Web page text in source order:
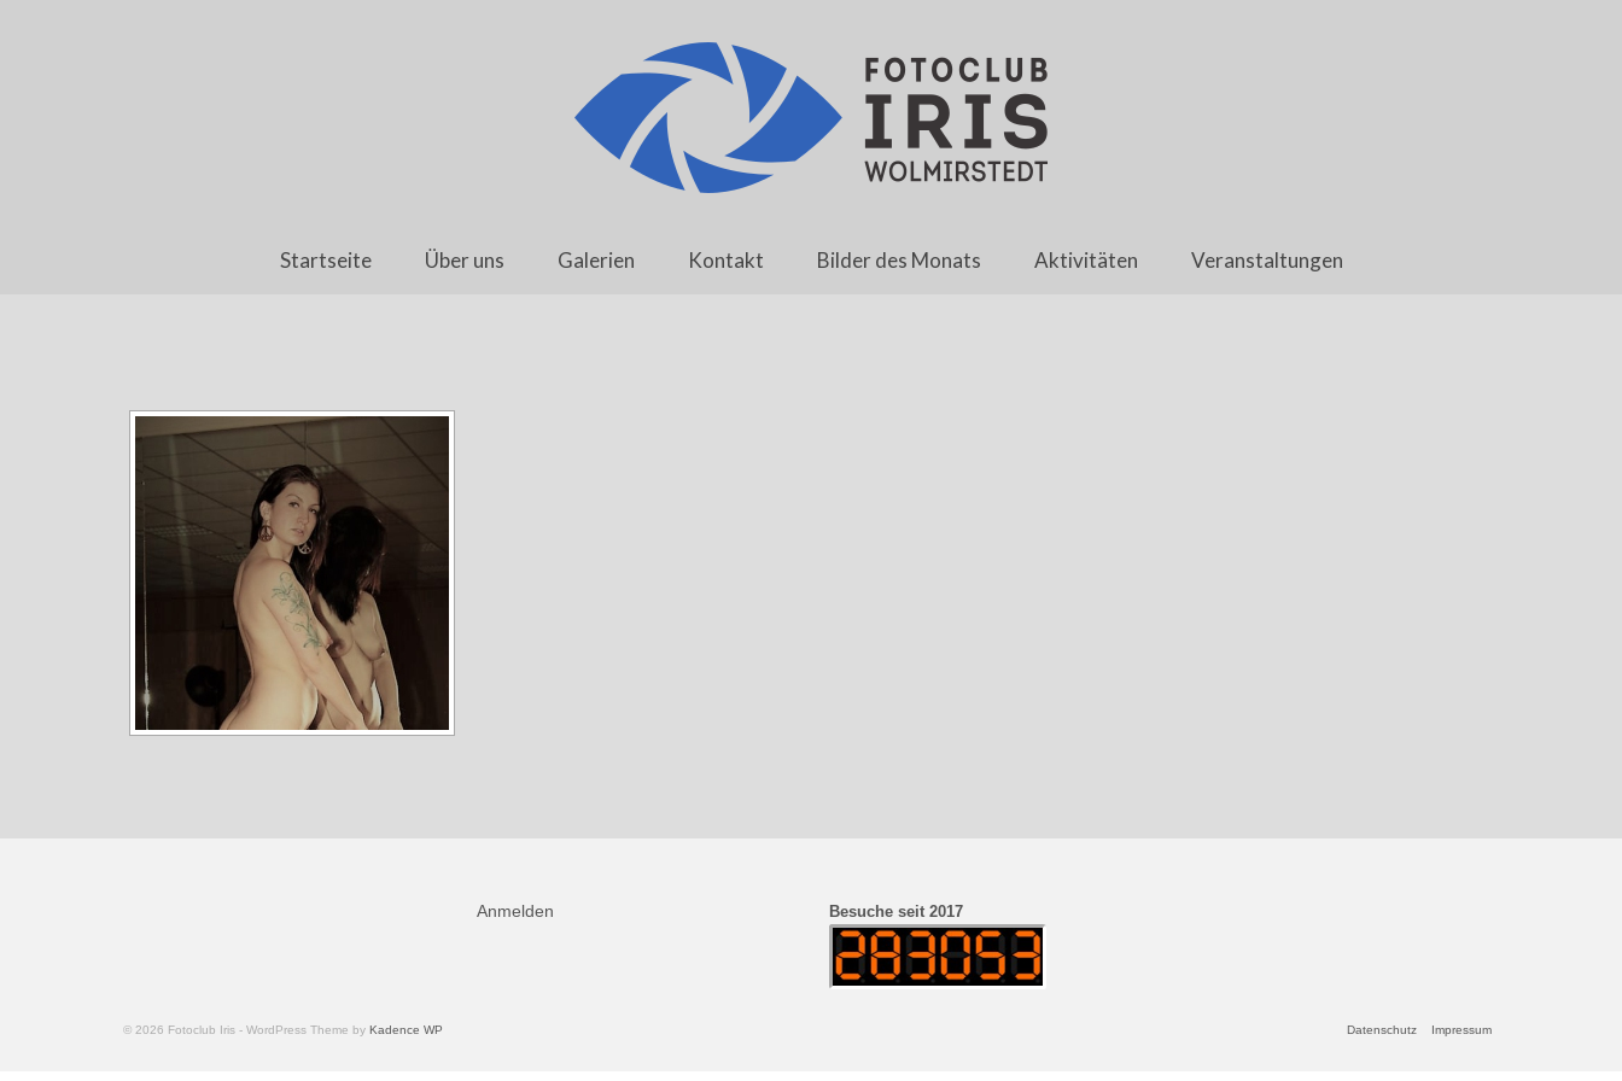
Startseite Über uns Galerien Kontakt Bilder des Monats Aktivitäten Veranstaltungen
Anmelden Besuche seit 2017
Datenschutz Impressum
© 2026 Fotoclub Iris - WordPress Theme by Kadence WP